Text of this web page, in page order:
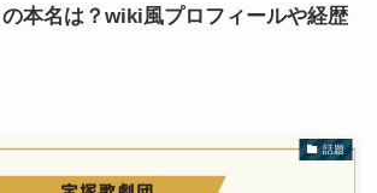
本名は？wiki風プロフィールや経歴
話題